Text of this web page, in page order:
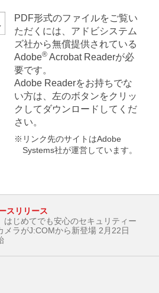
PDF形式のファイルをご覧い
ただくには、アドビシステム
ズ社から無償提供されている
Adobe®Acrobat Readerが必
要です。
Adobe Readerをお持ちでな
い方は、左のボタンをクリッ
クしてダウンロードしてくだ
さい。
※リンク先のサイトはAdobe
Systems社が運営しています。
スリリース
はじめてでも安心のセキュリティー
メラがJ:COMから新登場 2月22日